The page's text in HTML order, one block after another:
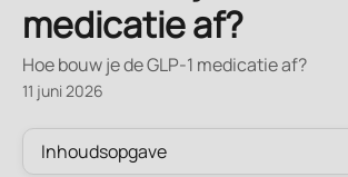
medicatie af?
Hoe bouw je de GLP-1 medicatie af?
11 juni 2026
Inhoudsopgave